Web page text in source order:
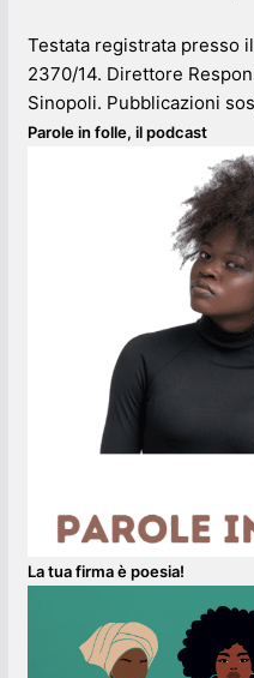
Testata registrata presso
2370/14. Direttore
Sinopoli. Pubblicazioni
Parole in folle, il podcast
La tua firma è poesia!